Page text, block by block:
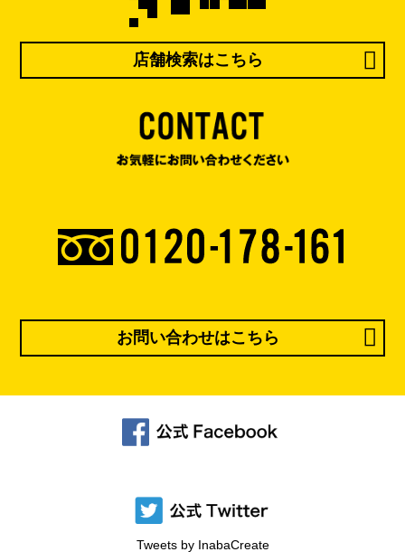
店舗検索はこちら
お問い合わせはこちら
Tweets by InabaCreate